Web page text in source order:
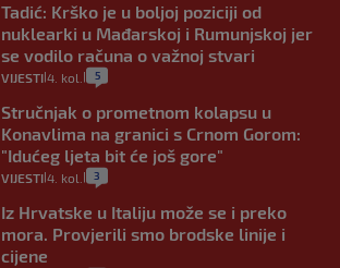
Tadić: Krško je u boljoj poziciji od
nuklearki u Mađarskoj i Rumunjskoj jer
se vodilo računa o važnoj stvari
VIJESTI 4. kol. 5
Stručnjak o prometnom kolapsu u
Konavlima na granici s Crnom Gorom:
"Idućeg ljeta bit će još gore"
VIJESTI 4. kol. 3
Iz Hrvatske u Italiju može se i preko
mora. Provjerili smo brodske linije i
cijene